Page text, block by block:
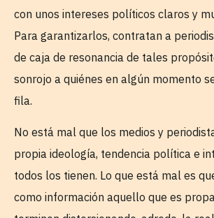
con unos intereses políticos claros y
Para garantizarlos, contratan a
de caja de resonancia de tales
sonrojo a quiénes en algún momento
fila.
No está mal que los medios y
propia ideología, tendencia política e
todos los tienen. Lo que está mal es
como información aquello que es